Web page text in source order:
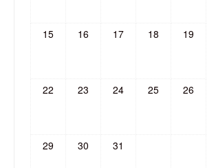
15 16 17 18 19
22 23 24 25 26
29 30 31